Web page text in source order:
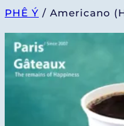
PHÊ Ý / Americano